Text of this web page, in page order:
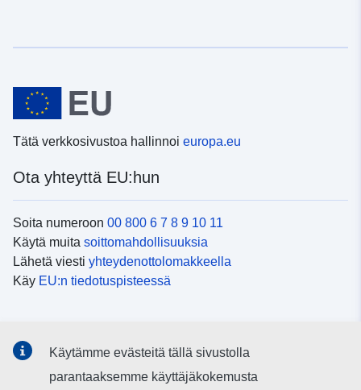
Tätä verkkosivustoa hallinnoi europa.eu
Ota yhteyttä EU:hun
Soita numeroon 00 800 6 7 8 9 10 11
Käytä muita soittomahdollisuuksia
Lähetä viesti yhteydenottolomakkeella
Käy EU:n tiedotuspisteessä
sosiaalisessa mediassa
Käytämme evästeitä tällä sivustolla
parantaaksemme käyttäjäkokemusta